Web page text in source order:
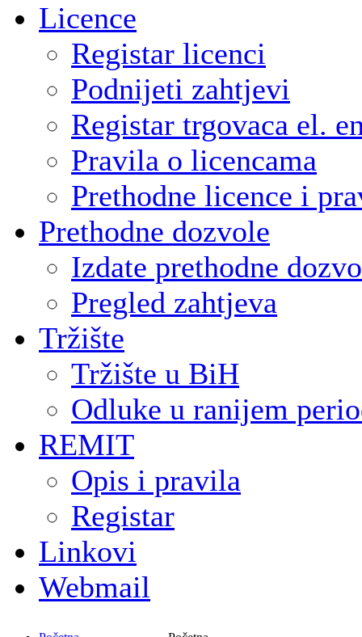
Licence
Registar licenci
Podnijeti zahtjevi
Registar trgovaca el.
Pravila o licencama
Prethodne licence i
Prethodne dozvole
Izdate prethodne
Pregled zahtjeva
Tržište
Tržište u BiH
Odluke u ranijem
REMIT
Opis i pravila
Registar
Linkovi
Webmail